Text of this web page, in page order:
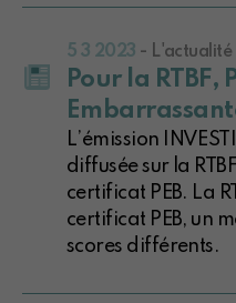
5 3 2023 - L'actualité
Pour la RTBF,
L’émission
diffusée sur la
certificat PEB. La
certificat PEB, un
scores différents.